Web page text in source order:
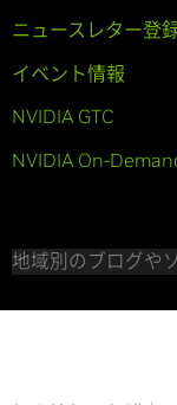
ニュースレター登
イベント情報
NVIDIA GTC
NVIDIA On-
地域別のブログや